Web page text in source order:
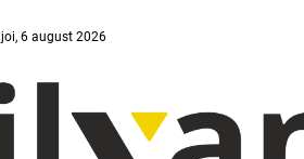
joi, 6 august 2026